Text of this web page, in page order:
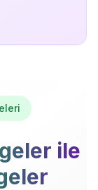
ile